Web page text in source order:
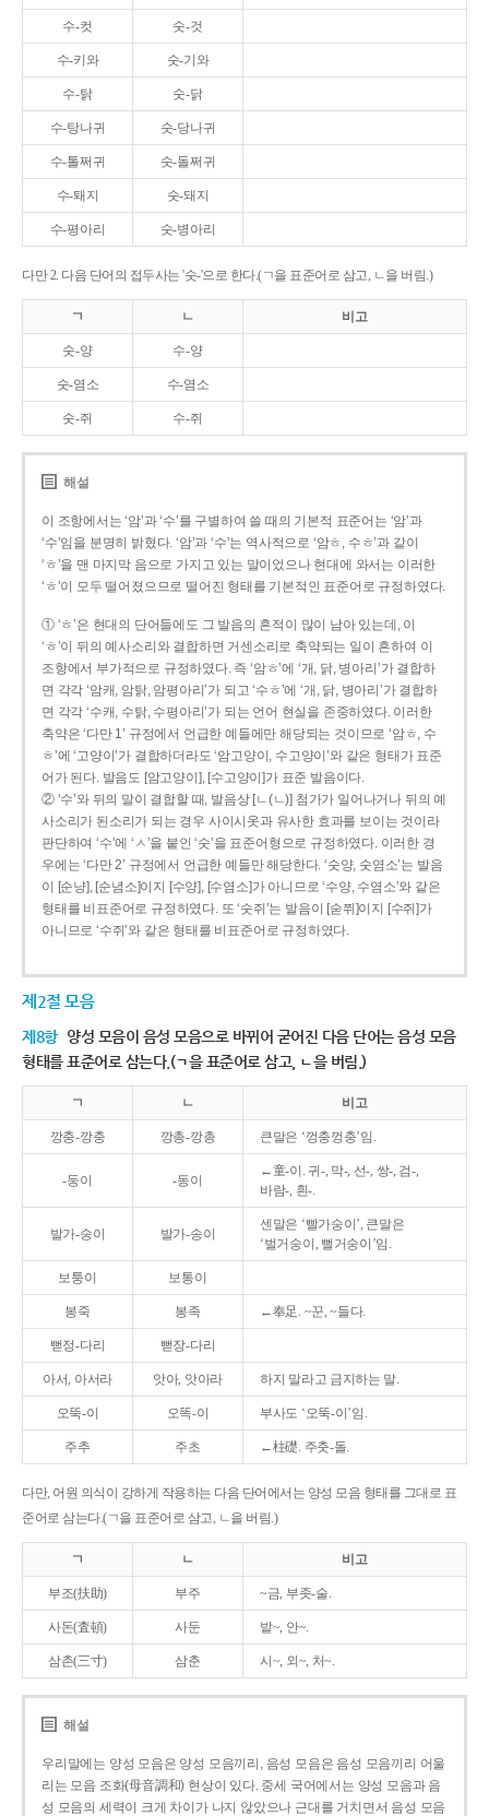
수-컷 숫-것
수-키와 숫-기와
수-탉 숫-닭
수-탕나귀 숫-당나귀
수-톨쩌귀 숫-돌쩌귀
수-퇘지 숫-돼지
수-평아리 숫-병아리
다만 2. 다음 단어의 접두사는 '숫-'으로 한다.(ㄱ을 표준어로 삼고, ㄴ을 버림.)
ㄱ ㄴ 비고
숫-양 수-양
숫-염소 수-염소
숫-쥐 수-쥐
해설
이 조항에서는 ‘암’과 ‘수’를 구별하여 쓸 때의 기본적 표준어는 ‘암’과
‘수’임을 분명히 밝혔다. ‘암’과 ‘수’는 역사적으로 ‘암ㅎ, 수ㅎ’과 같이
‘ㅎ’을 맨 마지막 음으로 가지고 있는 말이었으나 현대에 와서는 이러한
‘ㅎ’이 모두 떨어졌으므로 떨어진 형태를 기본적인 표준어로 규정하였다.
① ‘ㅎ’은 현대의 단어들에도 그 발음의 흔적이 많이 남아 있는데, 이
‘ㅎ’이 뒤의 예사소리와 결합하면 거센소리로 축약되는 일이 흔하여 이
조항에서 부가적으로 규정하였다. 즉 ‘암ㅎ’에 ‘개, 닭, 병아리’가 결합하
면 각각 ‘암캐, 암탉, 암평아리’가 되고 ‘수ㅎ’에 ‘개, 닭, 병아리’가 결합하
면 각각 ‘수캐, 수탉, 수평아리’가 되는 언어 현실을 존중하였다. 이러한
축약은 ‘다만 1’ 규정에서 언급한 예들에만 해당되는 것이므로 ‘암ㅎ, 수
ㅎ’에 ‘고양이’가 결합하더라도 ‘암고양이, 수고양이’와 같은 형태가 표준
어가 된다. 발음도 [암고양이], [수고양이]가 표준 발음이다.
② ‘수’와 뒤의 말이 결합할 때, 발음상 [ㄴ(ㄴ)] 첨가가 일어나거나 뒤의 예
사소리가 된소리가 되는 경우 사이시옷과 유사한 효과를 보이는 것이라
판단하여 ‘수’에 ‘ㅅ’을 붙인 ‘숫’을 표준어형으로 규정하였다. 이러한 경
우에는 ‘다만 2’ 규정에서 언급한 예들만 해당한다. ‘숫양, 숫염소’는 발음
이 [순냥], [순념소]이지 [수양], [수염소]가 아니므로 ‘수양, 수염소’와 같은
형태를 비표준어로 규정하였다. 또 ‘숫쥐’는 발음이 [숟쮜]이지 [수쥐]가
아니므로 ‘수쥐’와 같은 형태를 비표준어로 규정하였다.
제2절 모음
제8항 양성 모음이 음성 모음으로 바뀌어 굳어진 다음 단어는 음성 모음
형태를 표준어로 삼는다.(ㄱ을 표준어로 삼고, ㄴ을 버림.)
ㄱ ㄴ 비고
깡충-깡충 깡총-깡총 큰말은 ‘껑충껑충’임.
-둥이 -동이
←童-이. 귀-, 막-, 선-, 쌍-, 검-,
바람-, 흰-.
발가-숭이 발가-송이
센말은 ‘빨가숭이’, 큰말은
‘벌거숭이, 뻘거숭이’임.
보퉁이 보통이
봉죽 봉족 ←奉足. ~꾼, ~들다.
뻗정-다리 뻗장-다리
아서, 아서라 앗아, 앗아라 하지 말라고 금지하는 말.
오뚝-이 오똑-이 부사도 ‘오뚝-이’임.
주추 주초 ←柱礎. 주춧-돌.
다만, 어원 의식이 강하게 작용하는 다음 단어에서는 양성 모음 형태를 그대로 표
준어로 삼는다.(ㄱ을 표준어로 삼고, ㄴ을 버림.)
ㄱ ㄴ 비고
부조(扶助) 부주 ~금, 부좃-술.
사돈(査頓) 사둔 밭~, 안~.
삼촌(三寸) 삼춘 시~, 외~, 처~.
해설
우리말에는 양성 모음은 양성 모음끼리, 음성 모음은 음성 모음끼리 어울
리는 모음 조화(母音調和) 현상이 있다. 중세 국어에서는 양성 모음과 음
성 모음의 세력이 크게 차이가 나지 않았으나 근대를 거치면서 음성 모음